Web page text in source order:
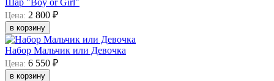
Шар "Boy or Girl"
Цена: 2 800 ₽
в корзину
Набор Мальчик или Девочка
Цена: 6 550 ₽
в корзину